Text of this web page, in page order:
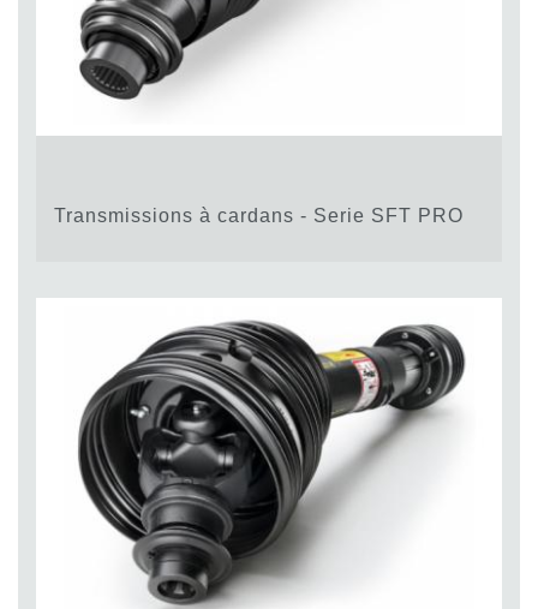
Transmissions à cardans - Serie SFT PRO